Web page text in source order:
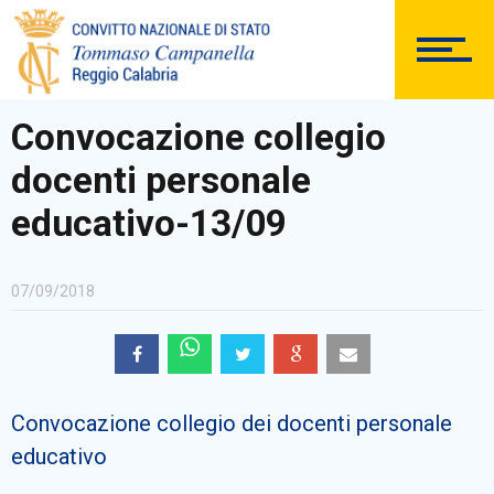
DOCUMENTAZIONE
BACHECA SINDACALE
Convocazione collegio
docenti personale
educativo-13/09
07/09/2018
Convocazione collegio dei docenti personale
educativo